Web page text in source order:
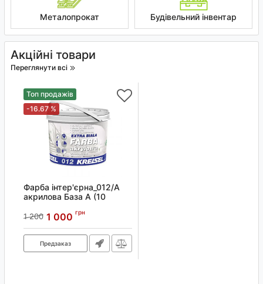
Металопрокат Будівельний інвентар
Акційні товари
Переглянути всі
Топ продажів
-16.67 %
Фарба інтер'єрна_012/А
акрилова База А (10
Артикул: 4000010046787
1 200 1 000 грн
Предзаказ